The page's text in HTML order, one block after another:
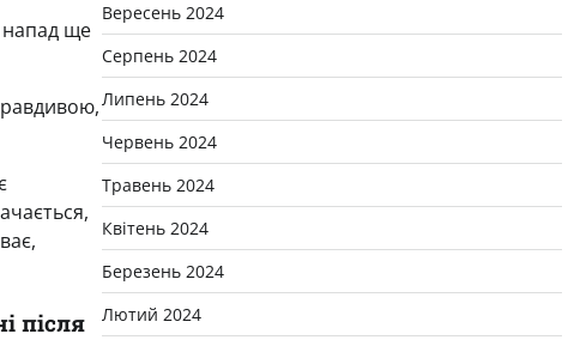
напад ще
після
Вересень 2024
Серпень 2024
Липень 2024
Червень 2024
Травень 2024
Квітень 2024
Березень 2024
Лютий 2024